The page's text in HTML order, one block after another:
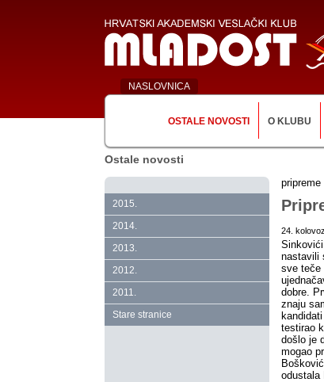
NASLOVNICA
OSTALE NOVOSTI O KLUBU
Ostale novosti
2015.
2014.
2013.
2012.
2011.
Stare stranice
pripreme
24.
nastavili
sve teče
dobre.
znaju
testirao
došlo je
mogao
odustala